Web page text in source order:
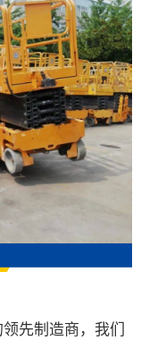
先制造商，我们